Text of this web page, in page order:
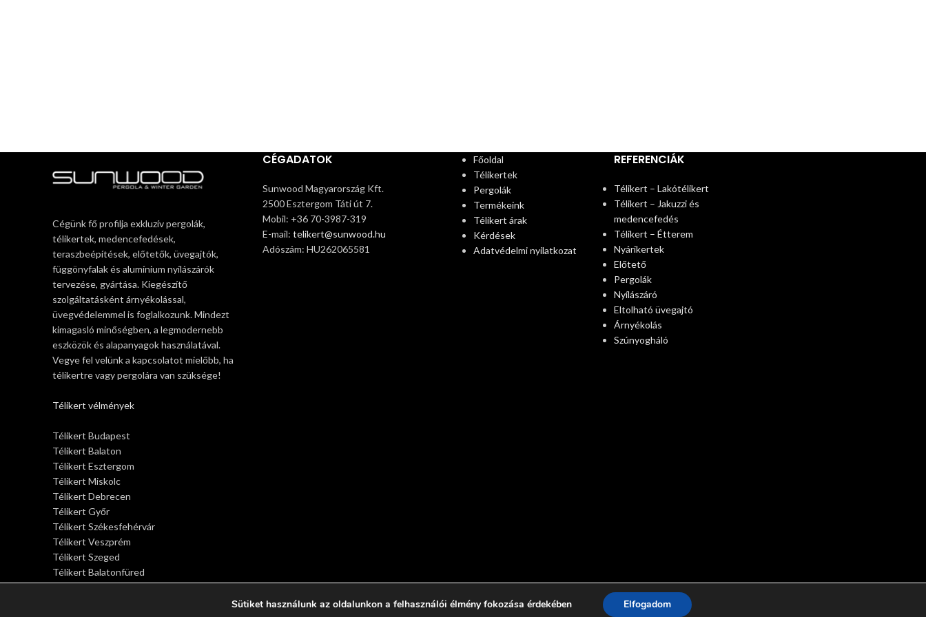
Cégünk fő profilja exkluzív pergolák,
télikertek, medencefedések,
teraszbeépítések, előtetők, üvegajtók,
függönyfalak és alumínium nyílászárók
tervezése, gyártása. Kiegészítő
szolgáltatásként árnyékolással,
üvegvédelemmel is foglalkozunk. Mindezt
kimagasló minőségben, a legmodernebb
eszközök és alapanyagok használatával.
Vegye fel velünk a kapcsolatot mielőbb, ha
télikertre vagy pergolára van szüksége!
Télikert vélmények
Télikert Budapest
Télikert Balaton
Télikert Esztergom
Télikert Miskolc
Télikert Debrecen
Télikert Győr
Télikert Székesfehérvár
Télikert Veszprém
Télikert Szeged
Télikert Balatonfüred
Télikert Siófok
CÉGADATOK
Sunwood Magyarország Kft.
2500 Esztergom Táti út 7.
Mobil: +36 70-3987-319
E-mail:telikert@sunwood.hu
Adószám: HU262065581
Főoldal
Télikertek
Pergolák
Termékeink
Télikert árak
Kérdések
Adatvédelmi nyilatkozat
REFERENCIÁK
Télikert – Lakótélikert
Télikert – Jakuzzi és
medencefedés
Télikert – Étterem
Nyárikertek
Előtető
Pergolák
Nyílászáró
Eltolható üvegajtó
Árnyékolás
Szúnyogháló
Sütiket használunk az oldalunkon a felhasználói élmény fokozása érdekében Elfogadom